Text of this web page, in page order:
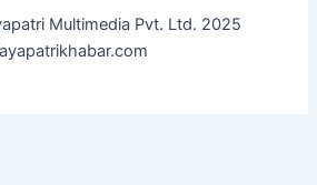
Multimedia Pvt. Ltd. 2025